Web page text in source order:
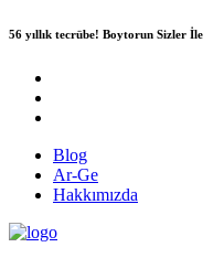
56 yıllık tecrübe! Boytorun Sizler İle
Blog
Ar-Ge
Hakkımızda